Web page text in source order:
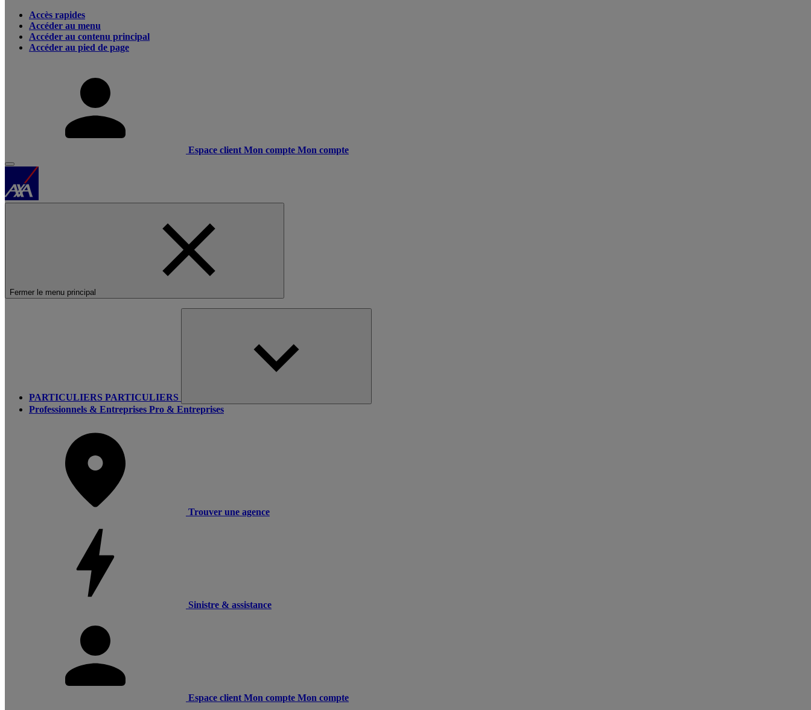
Accès rapides
Accéder au menu
Accéder au contenu principal
Accéder au pied de page
Espace client Mon compte Mon compte
Fermer le menu principal
PARTICULIERS PARTICULIERS
Professionnels & Entreprises Pro & Entreprises
Trouver une agence
Sinistre & assistance
Espace client Mon compte Mon compte